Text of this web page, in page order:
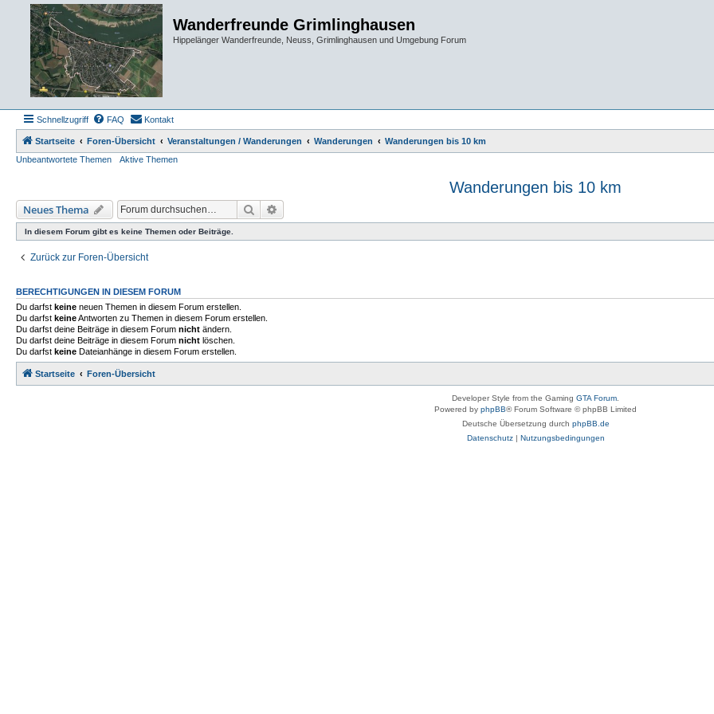
Wanderfreunde Grimlinghausen
Hippelänger Wanderfreunde, Neuss, Grimlinghausen und Umgebung Forum
Schnellzugriff FAQ Kontakt
Startseite Foren-Übersicht Veranstaltungen / Wanderungen Wanderungen
Wanderungen bis 10 km
Unbeantwortete Themen
Aktive Themen
Wanderungen bis 10 km
Neues Thema Suche
In diesem Forum gibt es keine Themen oder Beiträge.
Zurück zur Foren-Übersicht
BERECHTIGUNGEN IN DIESEM FORUM
Du darfst keine neuen Themen in diesem Forum erstellen.
Du darfst keineAntworten zu Themen in diesem Forum erstellen.
Du darfst deine Beiträge in diesem Forum nicht ändern.
Du darfst deine Beiträge in diesem Forum nicht löschen.
Du darfst keine Dateianhänge in diesem Forum erstellen.
Startseite Foren-Übersicht
Developer Style from the Gaming GTA Forum
Powered by phpBB® Forum Software © phpBB Limited
Deutsche Übersetzung durch phpBB.de
Datenschutz| Nutzungsbedingungen